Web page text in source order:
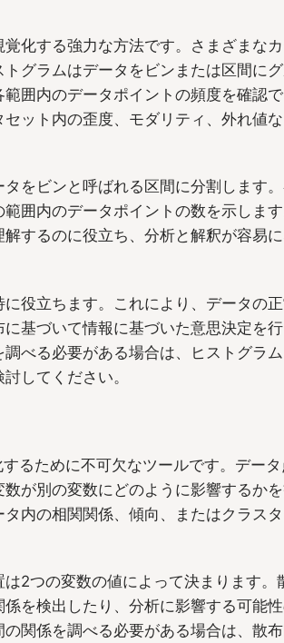
化する強力な方法です。さまざまな
グラムはデータをビンまたは区間に
囲内のデータポイントの頻度を確認で
ット内の歪度、モダリティ、外れ値
をビンと呼ばれる区間に分割します
囲内のデータポイントの数を示しま
するのに役立ち、分析と解釈が容易に
役立ちます。これにより、データの
基づいて情報に基づいた意思決定を行
べる必要がある場合は、ヒストグラ
してください。
るために不可欠なツールです。データ
が別の変数にどのように影響するか
内の相関関係、傾向、またはクラス
2つの変数の値によって決まります。
を検出したり、分析に影響する可能
関係を調べる必要がある場合は、散